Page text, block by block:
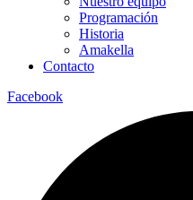
Programación
Historia
Amakella
Contacto
Facebook